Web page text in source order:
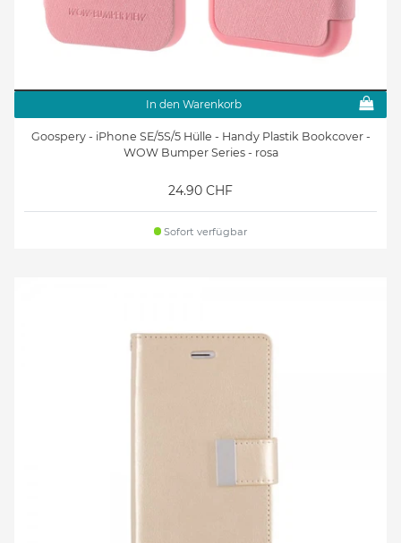
In den Warenkorb
Goospery - iPhone SE/5S/5 Hülle - Handy Plastik Bookcover -
WOW Bumper Series - rosa
24.90 CHF
Sofort verfügbar